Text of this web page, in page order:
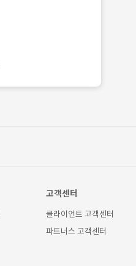
고객센터
클라이언트 고객센터
파트너스 고객센터